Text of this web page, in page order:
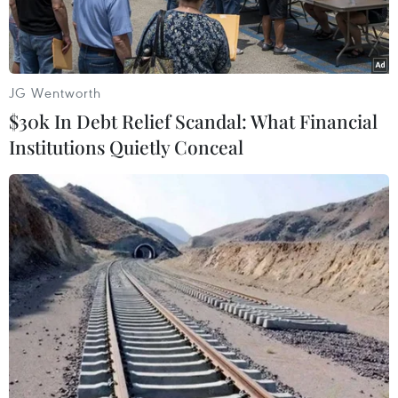
tuyết.
Vùng núi cao Bắc Bộ có khả năng xảy ra mưa tuyết và băng
giá. (Nguồn: TTXVN)
Chiều 26/12, bà Lê Thị Loan, Phó Trưởng phòng
dự báo thời tiết, Trung tâm Dự báo khí tượng
JG Wentworth
$30k In Debt Relief Scandal: What Financial
Institutions Quietly Conceal